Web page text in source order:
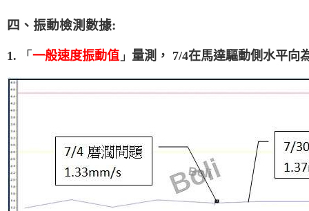
四、振動檢測數據:
1. 「 一般速度振動值 」 量測， 7/4在馬達驅動側水平向